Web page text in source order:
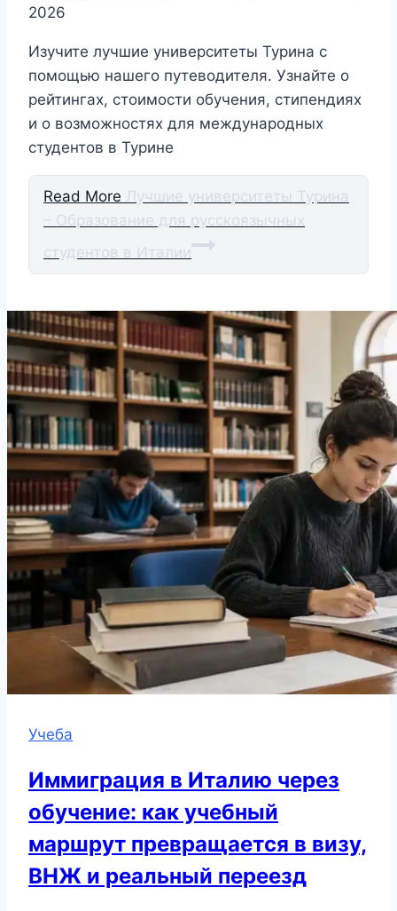
2026
Изучите лучшие университеты Турина с
помощью нашего путеводителя. Узнайте о
рейтингах, стоимости обучения, стипендиях
и о возможностях для международных
студентов в Турине
Read More Лучшие университеты Турина
– Образование для русскоязычных
студентов в Италии
Учеба
Иммиграция в Италию через
обучение: как учебный
маршрут превращается в визу,
ВНЖ и реальный переезд